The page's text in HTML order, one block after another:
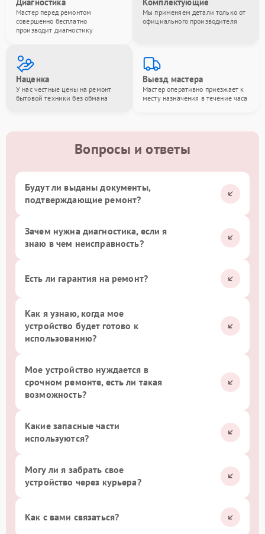
Мастер перед ремонтом
совершенно бесплатно
производит диагностику
Мы применяем детали только от
официального производителя
Наценка
У нас честные цены на ремонт
бытовой техники без обмана
Выезд мастера
Мастер оперативно приезжает к
месту назначения в течение часа
Вопросы и ответы
Будут ли выданы документы,
подтверждающие ремонт?
Зачем нужна диагностика, если я
знаю в чем неисправность?
Есть ли гарантия на ремонт?
Как я узнаю, когда мое
устройство будет готово к
использованию?
Мое устройство нуждается в
срочном ремонте, есть ли такая
возможность?
Какие запасные части
используются?
Могу ли я забрать свое
устройство через курьера?
Как с вами связаться?